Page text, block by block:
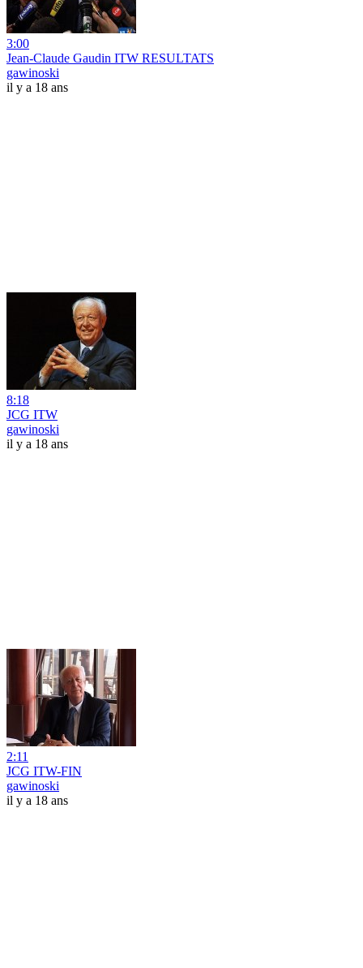
3:00
Jean-Claude Gaudin ITW RESULTATS
gawinoski
il y a 18 ans
8:18
JCG ITW
gawinoski
il y a 18 ans
2:11
JCG ITW-FIN
gawinoski
il y a 18 ans